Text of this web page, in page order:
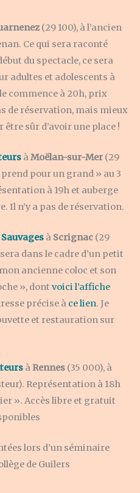
(29 100), à l’ancien
Ce qui sera raconté
du spectacle, ce sera
adultes et adolescents à
commence à 20h, prix
de réservation, mais mieux
sûr d’avoir une place !
àMoëlan-sur-Mer (29
pour un grand » au 3
à 19h et auberge
Il n’y a pas de réservation.
à Scrignac (29
dans le cadre d’un petit
ancienne coloc et son
», dont voici l’affiche
précise à ce lien. Je
et restauration sur
àRennes (35 000), à
Représentation à 18h
». Accès libre et gratuit
lors d’un séminaire
de Guilers